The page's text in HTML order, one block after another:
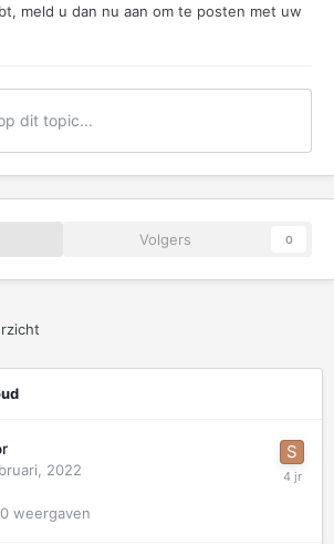
meld u dan nu aan om te posten met uw
dit topic...
Volgers 0
2022
weergaven